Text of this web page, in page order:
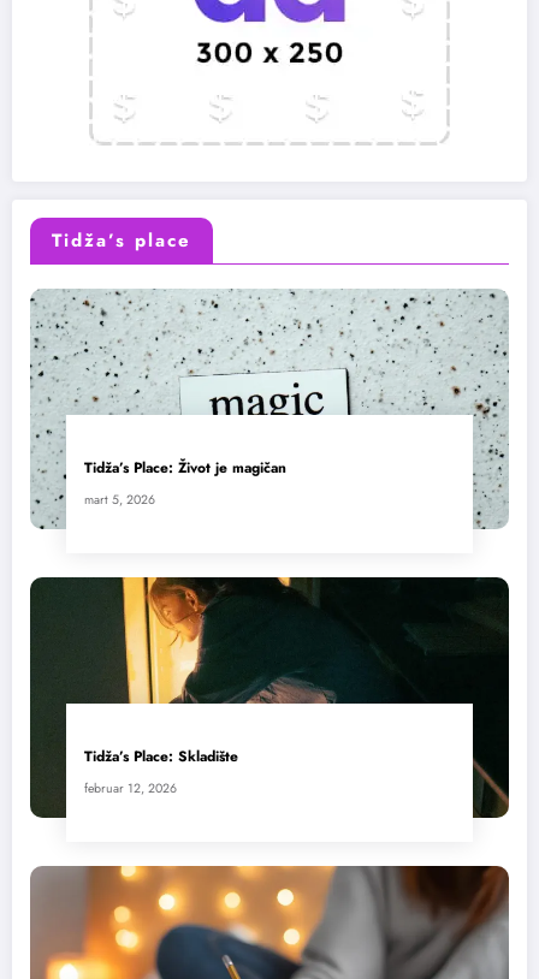
Tidža’s place
Tidža’s Place: Život je magičan
mart 5, 2026
Tidža’s Place: Skladište
februar 12, 2026